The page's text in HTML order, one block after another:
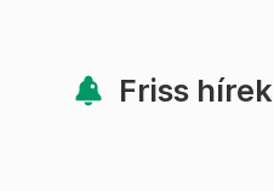
Friss hírek